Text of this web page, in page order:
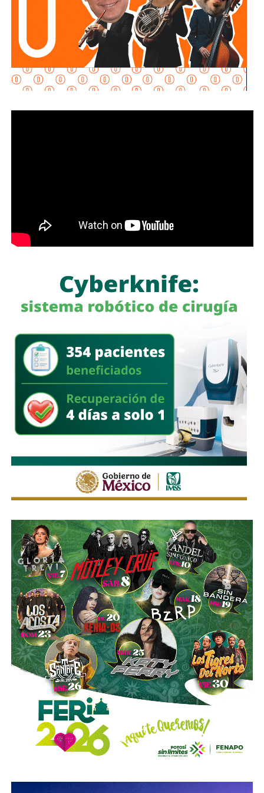
seguridad previstas en la legislación estatal.
La diputada Brisseire Sánchez López, explicó que
mantener las luces encendidas permite incrementar
la visibilidad de las motocicletas ante otros usuarios
de la vía, debido a que por sus dimensiones pueden ser
menos perceptibles que otros vehículos, particularmente
La legisladora destacó que, la Ley General de Movilidad y
Seguridad Vial establece la obligación de las autoridades
competentes de implementar medidas preventivas
en la mayor medida posible, la protección de la vida y la
integridad física de las personas durante sus
desplazamientos por las vías públicas.
Con la reforma aprobada, el marco regulatorio estatal
seguridad de quienes utilizan motocicletas y
atendiendo principios y estándares
seguridad vial.
La utilización de luces encendidas de manera permanente
y de elementos luminosos o reflejantes permitirá facilitar
la identificación de estos vehículos por parte de los
demás conductores, particularmente durante la noche, en
zonas con poca iluminación o ante condiciones que
reduzcan la visibilidad.
La diputada Sánchez López señaló que estas
disposiciones representan una medida preventiva
orientada a proteger la vida de las personas motociclistas,
disminuir la posibilidad de accidentes y reducir la
gravedad de las lesiones y fallecimientos derivados de
siniestros viales.
Con esta reforma, el Congreso del Estado fortalece las
acciones de prevención y seguridad vial, promoviendo una
motocicletas y motonetas en San Luis Potosí.